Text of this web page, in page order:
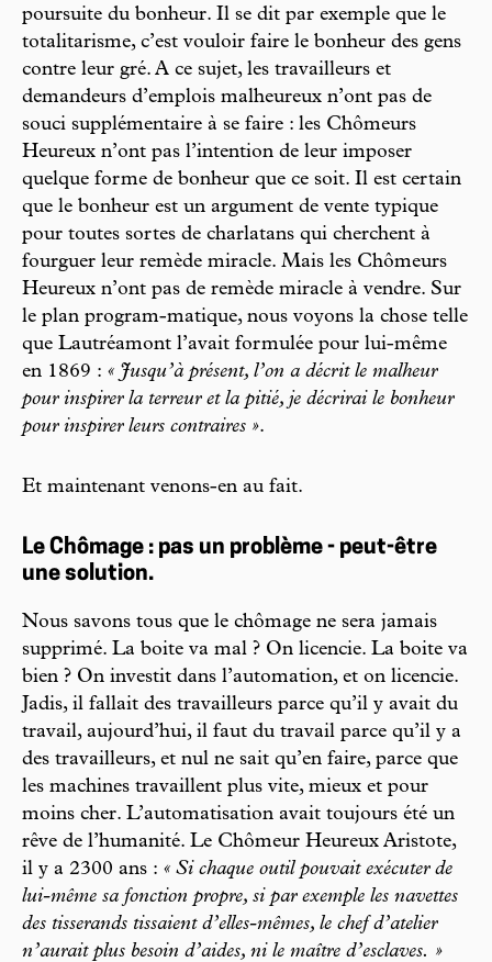
poursuite du bonheur. Il se dit par exemple que le
totalitarisme, c’est vouloir faire le bonheur des gens
contre leur gré. A ce sujet, les travailleurs et
demandeurs d’emplois malheureux n’ont pas de
souci supplémentaire à se faire : les Chômeurs
Heureux n’ont pas l’intention de leur imposer
quelque forme de bonheur que ce soit. Il est certain
que le bonheur est un argument de vente typique
pour toutes sortes de charlatans qui cherchent à
fourguer leur remède miracle. Mais les Chômeurs
Heureux n’ont pas de remède miracle à vendre. Sur
le plan program-matique, nous voyons la chose telle
que Lautréamont l’avait formulée pour lui-même
en 1869 : « Jusqu’à présent, l’on a décrit le malheur
pour inspirer la terreur et la pitié, je décrirai le bonheur
pour inspirer leurs contraires ».
Et maintenant venons-en au fait.
Le Chômage : pas un problème - peut-être
une solution.
Nous savons tous que le chômage ne sera jamais
supprimé. La boite va mal ? On licencie. La boite va
bien ? On investit dans l’automation, et on licencie.
Jadis, il fallait des travailleurs parce qu’il y avait du
travail, aujourd’hui, il faut du travail parce qu’il y a
des travailleurs, et nul ne sait qu’en faire, parce que
les machines travaillent plus vite, mieux et pour
moins cher. L’automatisation avait toujours été un
rêve de l’humanité. Le Chômeur Heureux Aristote,
il y a 2300 ans : « Si chaque outil pouvait exécuter de
lui-même sa fonction propre, si par exemple les navettes
des tisserands tissaient d’elles-mêmes, le chef d’atelier
n’aurait plus besoin d’aides, ni le maître d’esclaves. »